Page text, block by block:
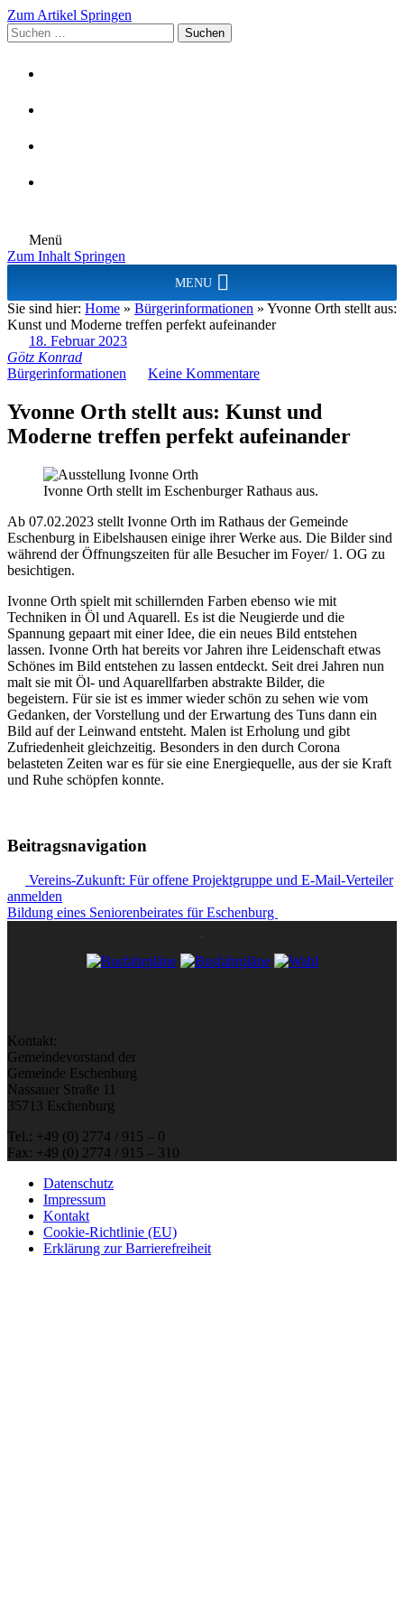
Zum Artikel Springen
Suchen
nach:
Menü
Zum Inhalt Springen
MENU
Sie sind hier: Home » Bürgerinformationen » Yvonne Orth stellt aus:
Kunst und Moderne treffen perfekt aufeinander
18. Februar 2023
Götz Konrad
Bürgerinformationen
Keine Kommentare
Yvonne Orth stellt aus: Kunst und
Moderne treffen perfekt aufeinander
Ivonne Orth stellt im Eschenburger Rathaus aus.
Ab 07.02.2023 stellt Ivonne Orth im Rathaus der Gemeinde
Eschenburg in Eibelshausen einige ihrer Werke aus. Die Bilder sind
während der Öffnungszeiten für alle Besucher im Foyer/ 1. OG zu
besichtigen.
Ivonne Orth spielt mit schillernden Farben ebenso wie mit
Techniken in Öl und Aquarell. Es ist die Neugierde und die
Spannung gepaart mit einer Idee, die ein neues Bild entstehen
lassen. Ivonne Orth hat bereits vor Jahren ihre Leidenschaft etwas
Schönes im Bild entstehen zu lassen entdeckt. Seit drei Jahren nun
malt sie mit Öl- und Aquarellfarben abstrakte Bilder, die
begeistern. Für sie ist es immer wieder schön zu sehen wie vom
Gedanken, der Vorstellung und der Erwartung des Tuns dann ein
Bild auf der Leinwand entsteht. Malen ist Erholung und gibt
Zufriedenheit gleichzeitig. Besonders in den durch Corona
belasteten Zeiten war es für sie eine Energiequelle, aus der sie Kraft
und Ruhe schöpfen konnte.
Beitragsnavigation
Vereins-Zukunft: Für offene Projektgruppe und E-Mail-Verteiler
anmelden
Bildung eines Seniorenbeirates für Eschenburg
Kontakt:
Gemeindevorstand der
Gemeinde Eschenburg
Nassauer Straße 11
35713 Eschenburg
Tel.: +49 (0) 2774 / 915 – 0
Fax: +49 (0) 2774 / 915 – 310
Datenschutz
Impressum
Kontakt
Cookie-Richtlinie (EU)
Erklärung zur Barrierefreiheit